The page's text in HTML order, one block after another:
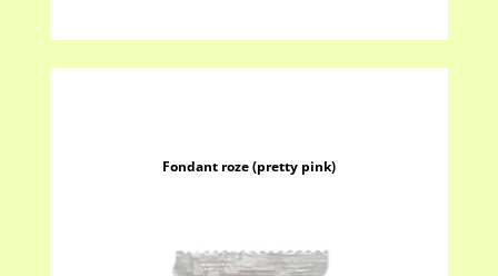
Fondant roze (pretty pink)